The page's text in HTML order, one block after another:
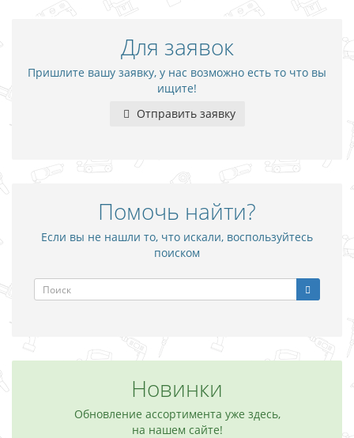
Для заявок
Пришлите вашу заявку, у нас возможно есть то что вы
ищите!
Отправить заявку
Помочь найти?
Если вы не нашли то, что искали, воспользуйтесь
поиском
Новинки
Обновление ассортимента уже здесь,
на нашем сайте!